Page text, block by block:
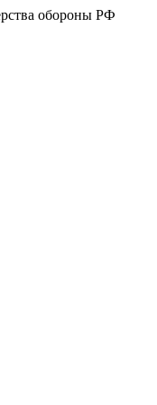
обороны РФ